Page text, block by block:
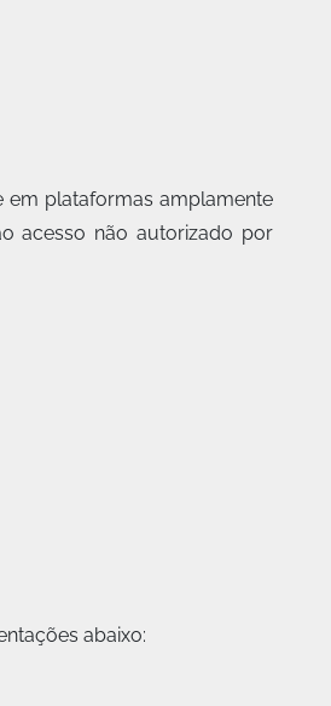
em plataformas amplamente
acesso não autorizado por
abaixo: